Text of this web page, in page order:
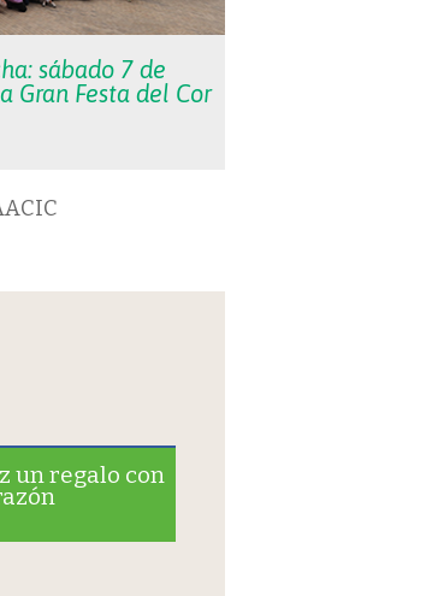
sábado 7 de
Gran Festa del Cor
un regalo con